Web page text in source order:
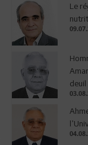
Le
deuil